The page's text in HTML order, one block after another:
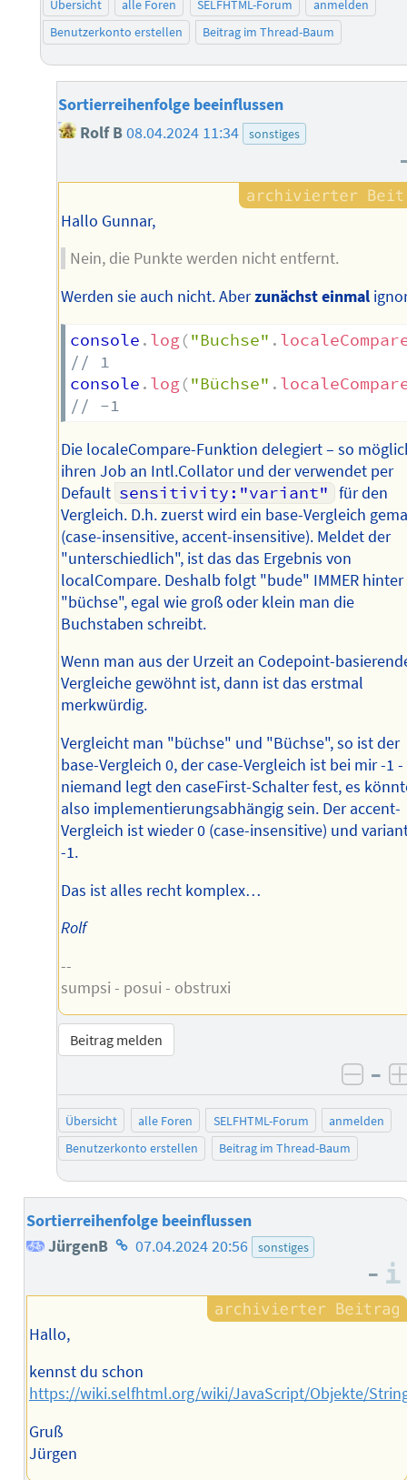
Übersicht alle Foren SELFHTML-Forum
anmelden
Benutzerkonto erstellen
Beitrag im Thread-Baum
Sortierreihenfolge beeinflussen
Rolf B08.04.2024 11:34 sonstiges
Hallo Gunnar,
Nein, die Punkte werden nicht entfernt.
Werden sie auch nicht. Aberzunächst einmal
console . log("Buchse" .
// 1
console . log("Büchse" .
// -1
Die localeCompare-Funktion delegiert – so
ihren Job an Intl.Collator und der verwendet per
Default sensitivity:"variant" für den
Vergleich. D.h. zuerst wird ein base-Vergleich
(case-insensitive, accent-insensitive). Meldet der
"unterschiedlich", ist das das Ergebnis von
localCompare. Deshalb folgt "bude" IMMER hinter
"büchse", egal wie groß oder klein man die
Buchstaben schreibt.
Wenn man aus der Urzeit an Codepoint-
Vergleiche gewöhnt ist, dann ist das erstmal
merkwürdig.
Vergleicht man "büchse" und "Büchse", so ist der
base-Vergleich 0, der case-Vergleich ist bei mir -1 -
niemand legt den caseFirst-Schalter fest, es
also implementierungsabhängig sein. Der accent-
Vergleich ist wieder 0 (case-insensitive) und
-1.
Das ist alles recht komplex…
Rolf
--
sumpsi - posui - obstruxi
Beitrag melden
–
Übersicht alle Foren SELFHTML-Forum
anmelden
Benutzerkonto erstellen
Beitrag im Thread-Baum
Sortierreihenfolge beeinflussen
JürgenB Homepage
Autors
07.04.2024 20:56 sonstiges
–
Hallo,
kennst du schon
https://wiki.selfhtml.org/wiki/JavaScript/Objekte/
Gruß
Jürgen